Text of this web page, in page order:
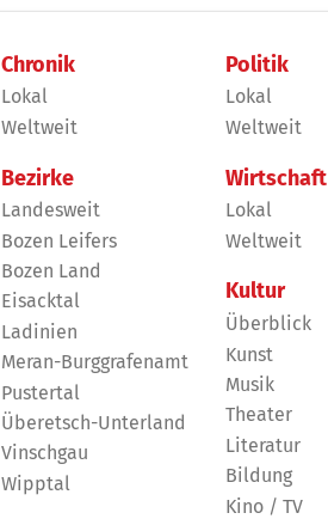
Chronik
Lokal
Weltweit
Bezirke
Landesweit
Bozen Leifers
Bozen Land
Eisacktal
Ladinien
Meran-Burggrafenamt
Pustertal
Überetsch-Unterland
Vinschgau
Wipptal
Politik
Lokal
Weltweit
Wirtschaft
Lokal
Weltweit
Kultur
Überblick
Kunst
Musik
Theater
Literatur
Bildung
Kino / TV